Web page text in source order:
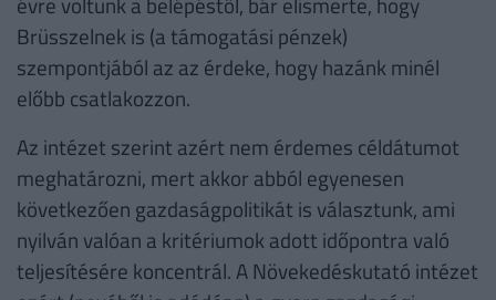
Brüsszelnek is (a támogatási pénzek)
szempontjából az az érdeke, hogy hazánk minél
előbb csatlakozzon.
Az intézet szerint azért nem érdemes céldátumot
meghatározni, mert akkor abból egyenesen
következően gazdaságpolitikát is választunk, ami
nyilván valóan a kritériumok adott időpontra való
teljesítésére koncentrál. A Növekedéskutató intézet